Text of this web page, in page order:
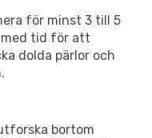
för minst 3 till 5
tid för att
dolda pärlor och
bortom